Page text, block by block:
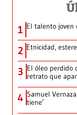
1 El talento joven
2 Etnicidad,
3 El óleo perdido
retrato que
4 Samuel
tiene’